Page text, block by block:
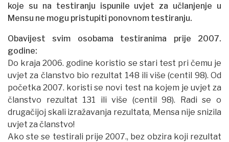
koje su na testiranju ispunile uvjet za učlanjenje u
Mensu ne mogu pristupiti ponovnom testiranju.
Obavijest svim osobama testiranima prije 2007.
godine:
Do kraja 2006. godine koristio se stari test pri čemu je
uvjet za članstvo bio rezultat 148 ili više (centil 98). Od
početka 2007. koristi se novi test na kojem je uvjet za
članstvo rezultat 131 ili više (centil 98). Radi se o
drugačijoj skali izražavanja rezultata, Mensa nije snizila
uvjet za članstvo!
Ako ste se testirali prije 2007., bez obzira koji rezultat